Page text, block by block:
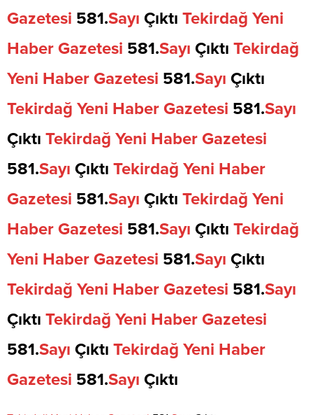
Gazetesi 581.Sayı Çıktı Tekirdağ Yeni
Haber Gazetesi 581.Sayı Çıktı Tekirdağ
Yeni Haber Gazetesi 581.Sayı Çıktı
Tekirdağ Yeni Haber Gazetesi 581.Sayı
Çıktı Tekirdağ Yeni Haber Gazetesi
581.Sayı Çıktı Tekirdağ Yeni Haber
Gazetesi 581.Sayı Çıktı Tekirdağ Yeni
Haber Gazetesi 581.Sayı Çıktı Tekirdağ
Yeni Haber Gazetesi 581.Sayı Çıktı
Tekirdağ Yeni Haber Gazetesi 581.Sayı
Çıktı Tekirdağ Yeni Haber Gazetesi
581.Sayı Çıktı Tekirdağ Yeni Haber
Gazetesi 581.Sayı Çıktı